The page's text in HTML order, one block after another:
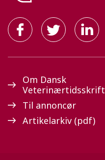
Om Dansk
Veterinærtidsskrift
Til annoncør
Artikelarkiv (pdf)